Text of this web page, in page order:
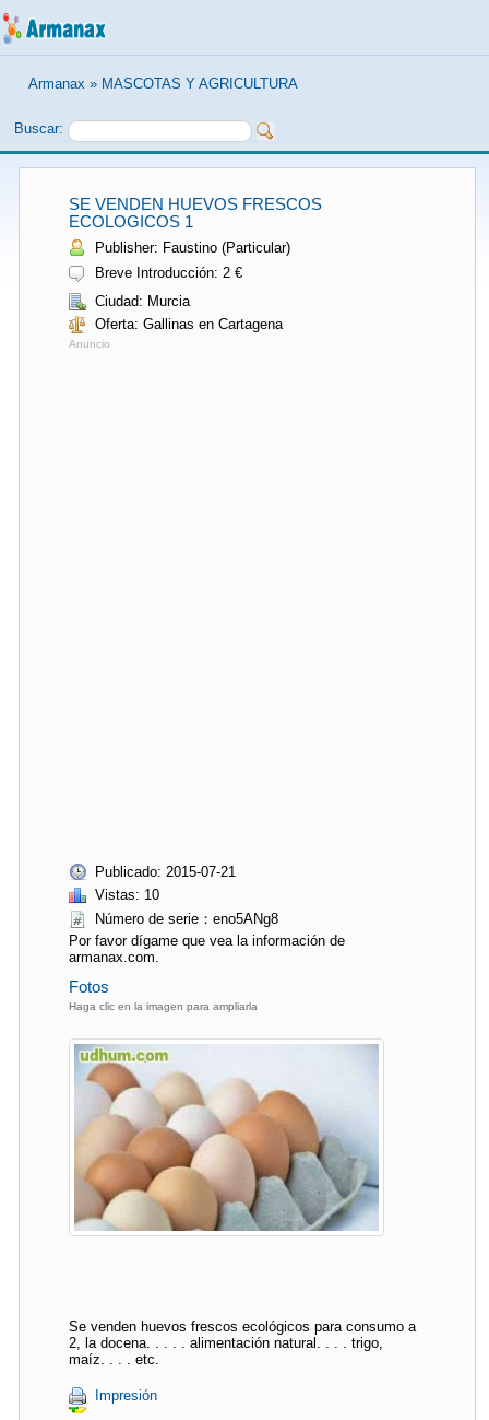
Armanax » MASCOTAS Y AGRICULTURA
Buscar:
SE VENDEN HUEVOS FRESCOS
ECOLOGICOS 1
Publisher: Faustino (Particular)
Breve Introducción: 2 €
Ciudad: Murcia
Oferta: Gallinas en Cartagena
Anuncio
Publicado: 2015-07-21
Vistas: 10
Número de serie：eno5ANg8
Por favor dígame que vea la información de
armanax.com.
Fotos
Haga clic en la imagen para ampliarla
Se venden huevos frescos ecológicos para consumo a
2, la docena. . . . . alimentación natural. . . . trigo,
maíz. . . . etc.
Impresión